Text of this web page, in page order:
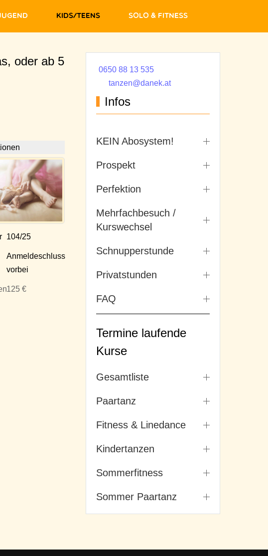
Kids/Teens Solo & Fitness
oder ab 5
104/25
Anmeldeschluss
vorbei
125 €
0650 88 13 535
tanzen@danek.at
Infos
KEIN Abosystem!
Prospekt
Perfektion
Mehrfachbesuch /
Kurswechsel
Schnupperstunde
Privatstunden
FAQ
Termine laufende
Kurse
Gesamtliste
Paartanz
Fitness & Linedance
Kindertanzen
Sommerfitness
Sommer Paartanz